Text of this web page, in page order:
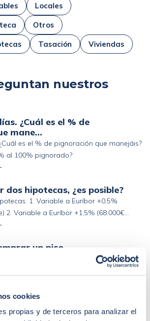
cookies
propias y de terceros para analizar el
Locales
Otros
Tasación Viviendas
nuestros
¿Cuál es el % de
mane…
es el % de pignoración que manejáis?
al 100% pignorado?
dos hipotecas, ¿es posible?
1. Variable a Euríbor +0,5%
2. Variable a Euríbor +1,5% (68.000€
y ahorro, pero fuera de España. ¿Se
un piso
un piso, ¿podría recibir información
un piso …